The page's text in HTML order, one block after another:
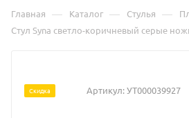
Главная — Каталог — Стулья —
Стул Syna светло-коричневый серые
Скидка Артикул:УТ000039927